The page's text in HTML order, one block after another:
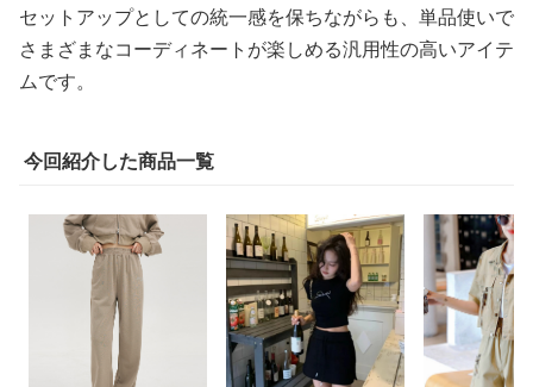
セットアップとしての統一感を保ちながらも、単品使いで
さまざまなコーディネートが楽しめる汎用性の高いアイテ
ムです。
今回紹介した商品一覧